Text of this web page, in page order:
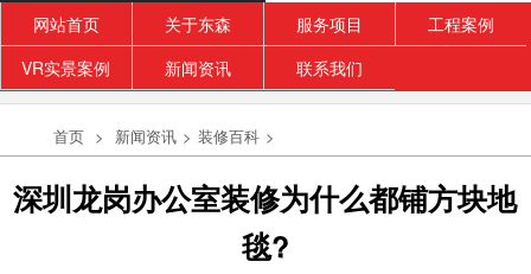
网站首页 关于东森 服务项目
工程案例
VR实景案例
新闻资讯 联系我们
首页 > 新闻资讯 > 装修百科 >
深圳龙岗办公室装修为什么都铺方块地
毯?